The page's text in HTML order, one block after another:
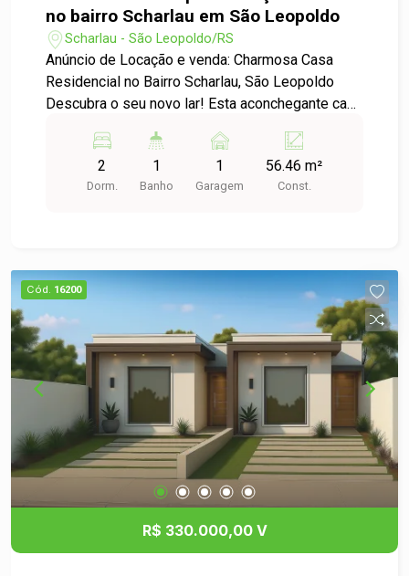
no bairro Scharlau em São Leopoldo
Scharlau - São Leopoldo/RS
Anúncio de Locação e venda: Charmosa Casa
Residencial no Bairro Scharlau, São Leopoldo
Descubra o seu novo lar! Esta aconchegante casa
oferece conforto e praticidade em um dos
bairros mais tranquilos e agradáveis de São
Leopoldo. Características do Imóvel: -
garantindo segurança e comodidade para o seu
veículo. - Área Construída: 56,46 m² bem
distribuídos, proporcionando um ambiente
acolhedor e funcional. Diferenciais: - Localização
privilegiada no bairro Scharlau, com fácil acesso
a supermercados, escolas, farmácias e
transporte público. - Ambiente tranquilo, ideal
para quem busca qualidade de vida. -
Possibilidade de personalizar os ambientes
conforme seu gosto. Não perca a oportunidade
de viver em um lugar que une conforto e
praticidade. Agende sua visita e venha conhecer
essa charmosa casa no Scharlau! Para mais
2
Dorm.
1
Banho
1
Garagem
56.46 m²
Const.
Cód. 16200
R$ 330.000,00 V